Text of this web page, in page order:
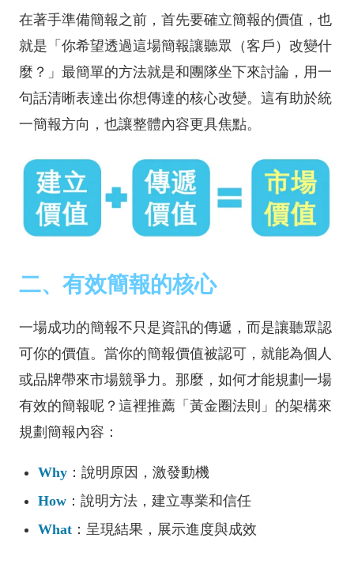
在著手準備簡報之前，首先要確立簡報的價值，也
就是「你希望透過這場簡報讓聽眾（客戶）改變什
麼？」最簡單的方法就是和團隊坐下來討論，用一
句話清晰表達出你想傳達的核心改變。這有助於統
一簡報方向，也讓整體內容更具焦點。
二、有效簡報的核心
一場成功的簡報不只是資訊的傳遞，而是讓聽眾認
可你的價值。當你的簡報價值被認可，就能為個人
或品牌帶來市場競爭力。那麼，如何才能規劃一場
有效的簡報呢？這裡推薦「黃金圈法則」的架構來
規劃簡報內容：
Why ：說明原因，激發動機
How ：說明方法，建立專業和信任
What ：呈現結果，展示進度與成效